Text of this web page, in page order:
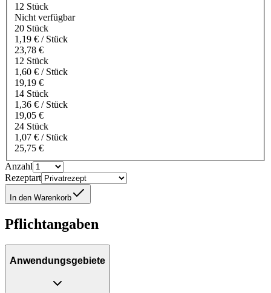
12 Stück
Nicht verfügbar
20 Stück
1,19 € / Stück
23,78 €
12 Stück
1,60 € / Stück
19,19 €
14 Stück
1,36 € / Stück
19,05 €
24 Stück
1,07 € / Stück
25,75 €
Anzahl
Rezeptart
In den Warenkorb
Pflichtangaben
Anwendungsgebiete